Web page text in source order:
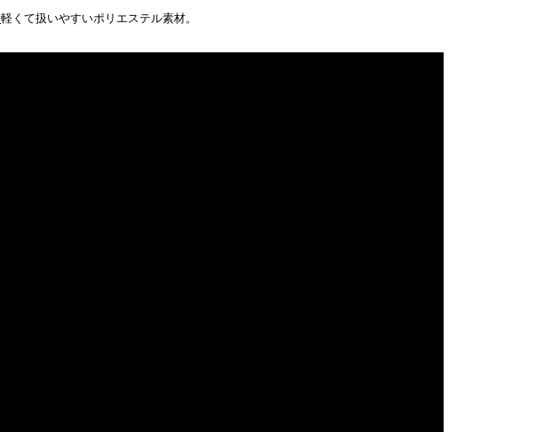
軽くて扱いやすいポリエステル素材。